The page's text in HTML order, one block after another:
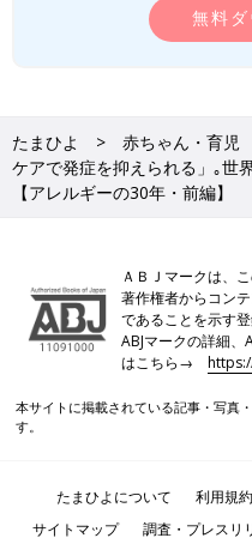
無料
たまひよ 赤ちゃん・育児
ケアで発症を抑えられる」｡世
【アレルギーの30年・前編】
ＡＢＪマークは、
著作権者からコン
であることを示す
ABJマークの詳細
はこちら→
本サイトに掲載されている記事・写真
す。
たまひよについて 利用規約
サイトマップ
調査・プレスリ